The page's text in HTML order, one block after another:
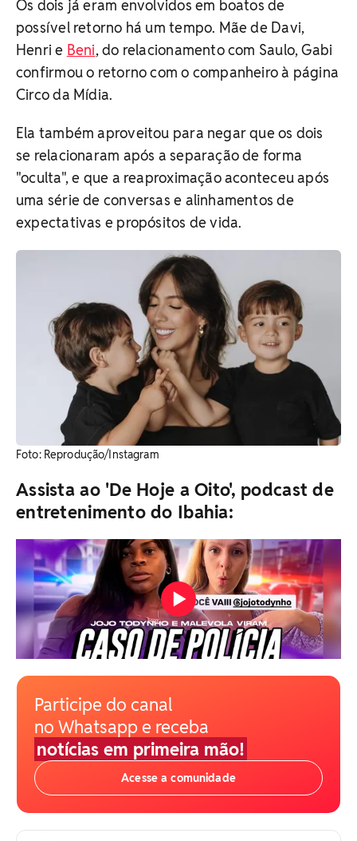
Os dois já eram envolvidos em boatos de
possível retorno há um tempo. Mãe de Davi,
Henri e Beni, do relacionamento com Saulo, Gabi
confirmou o retorno com o companheiro à página
Circo da Mídia.
Ela também aproveitou para negar que os dois
se relacionaram após a separação de forma
"oculta", e que a reaproximação aconteceu após
uma série de conversas e alinhamentos de
expectativas e propósitos de vida.
Foto: Reprodução/Instagram
Assista ao 'De Hoje a Oito', podcast de
entretenimento do Ibahia:
Participe do canal
no Whatsapp e receba
notícias em primeira mão!
Acesse a comunidade